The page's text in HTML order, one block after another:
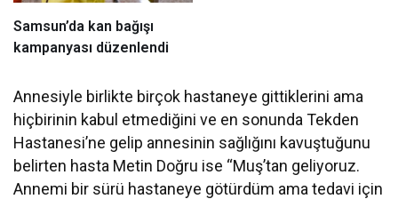
Samsun’da kan bağışı
kampanyası düzenlendi
Annesiyle birlikte birçok hastaneye gittiklerini ama
hiçbirinin kabul etmediğini ve en sonunda Tekden
Hastanesi’ne gelip annesinin sağlığını kavuştuğunu
belirten hasta Metin Doğru ise “Muş’tan geliyoruz.
Annemi bir sürü hastaneye götürdüm ama tedavi için